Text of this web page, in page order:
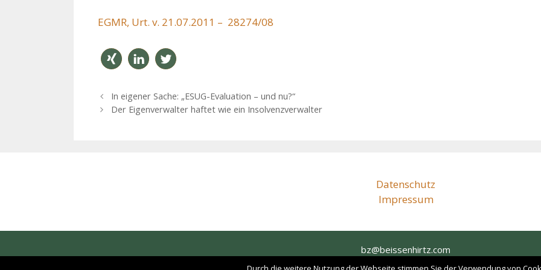
EGMR, Urt. v. 21.07.2011 – 28274/08
en n
B
e
In eigener Sache: „ESUG-Evaluation – und nu?“
Der Eigenverwalter haftet wie ein Insolvenz­verwalter
Datenschutz
Impressum
bz@beissenhirtz.com
+49 (0)30 88 71 79 60